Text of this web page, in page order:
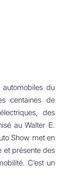
du
centaines de
des
au Walter E.
Show met en
et présente des
C’est un